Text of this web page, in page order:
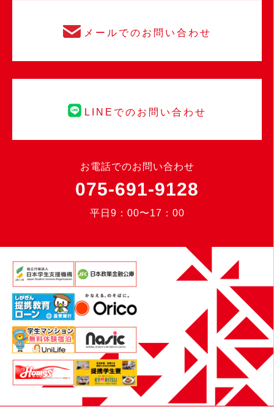
メールでのお問い合わせ
LINEでのお問い合わせ
お電話でのお問い合わせ
075-691-9128
平日9：00〜17：00